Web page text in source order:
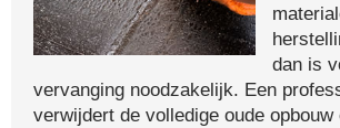
dan is
vervanging noodzakelijk. Een
verwijdert de volledige oude